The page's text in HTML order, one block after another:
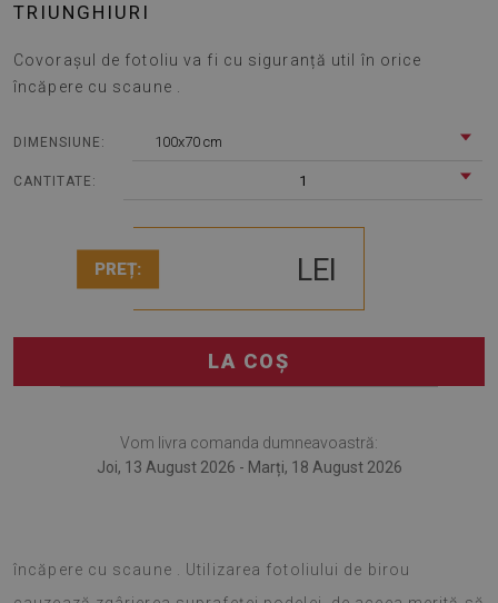
TRIUNGHIURI
Covorașul de fotoliu va fi cu siguranță util în orice
încăpere cu scaune .
DIMENSIUNE: 100x70 cm
CANTITATE: 1
PREȚ: LEI
LA COȘ
Vom livra comanda dumneavoastră:
Joi, 13 August 2026 - Marți, 18 August 2026
încăpere cu scaune . Utilizarea fotoliului de birou